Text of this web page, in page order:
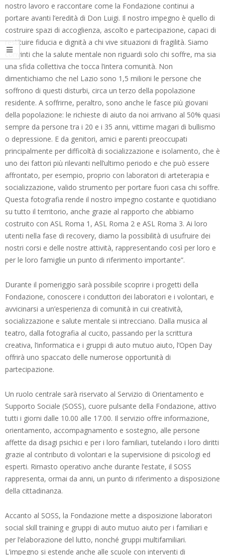
nostro lavoro e raccontare come la Fondazione continui a
portare avanti l’eredità di Don Luigi. Il nostro impegno è quello di
costruire spazi di accoglienza, ascolto e partecipazione, capaci di
restituire fiducia e dignità a chi vive situazioni di fragilità. Siamo
convinti che la salute mentale non riguardi solo chi soffre, ma sia
una sfida collettiva che tocca l’intera comunità. Non
dimentichiamo che nel Lazio sono 1,5 milioni le persone che
soffrono di questi disturbi, circa un terzo della popolazione
residente. A soffrirne, peraltro, sono anche le fasce più giovani
della popolazione: le richieste di aiuto da noi arrivano al 50% quasi
sempre da persone tra i 20 e i 35 anni, vittime magari di bullismo
o depressione. E da genitori, amici e parenti preoccupati
principalmente per difficoltà di socializzazione e isolamento, che è
uno dei fattori più rilevanti nell’ultimo periodo e che può essere
affrontato, per esempio, proprio con laboratori di arteterapia e
socializzazione, valido strumento per portare fuori casa chi soffre.
Questa fotografia rende il nostro impegno costante e quotidiano
su tutto il territorio, anche grazie al rapporto che abbiamo
costruito con ASL Roma 1, ASL Roma 2 e ASL Roma 3. Ai loro
utenti nella fase di recovery, diamo la possibilità di usufruire dei
nostri corsi e delle nostre attività, rappresentando così per loro e
per le loro famiglie un punto di riferimento importante”.
Durante il pomeriggio sarà possibile scoprire i progetti della
Fondazione, conoscere i conduttori dei laboratori e i volontari, e
avvicinarsi a un’esperienza di comunità in cui creatività,
socializzazione e salute mentale si intrecciano. Dalla musica al
teatro, dalla fotografia al cucito, passando per la scrittura
creativa, l’informatica e i gruppi di auto mutuo aiuto, l’Open Day
offrirà uno spaccato delle numerose opportunità di
partecipazione.
Un ruolo centrale sarà riservato al Servizio di Orientamento e
Supporto Sociale (SOSS), cuore pulsante della Fondazione, attivo
tutti i giorni dalle 10.00 alle 17.00. Il servizio offre informazione,
orientamento, accompagnamento e sostegno, alle persone
affette da disagi psichici e per i loro familiari, tutelando i loro diritti
grazie al contributo di volontari e la supervisione di psicologi ed
esperti. Rimasto operativo anche durante l’estate, il SOSS
rappresenta, ormai da anni, un punto di riferimento a disposizione
della cittadinanza.
Accanto al SOSS, la Fondazione mette a disposizione laboratori
social skill training e gruppi di auto mutuo aiuto per i familiari e
per l’elaborazione del lutto, nonché gruppi multifamiliari.
L’impegno si estende anche alle scuole con interventi di